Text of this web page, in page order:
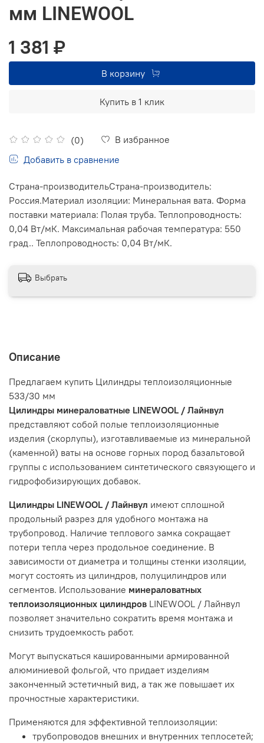
мм LINEWOOL
(0)
В избранное
Добавить в сравнение
1 381 ₽
В корзину
Купить в 1 клик
Страна-производительСтрана-производитель:
Россия.Материал изоляции: Минеральная вата. Форма
поставки материала: Полая труба. Теплопроводность:
0,04 Вт/мК. Максимальная рабочая температура: 550
град.. Теплопроводность: 0,04 Вт/мК.
Выбрать
Описание
Предлагаем купить Цилиндры теплоизоляционные
533/30 мм
Цилиндры минераловатные LINEWOOL / Лайнвул
представляют собой полые теплоизоляционные
изделия (скорлупы), изготавливаемые из минеральной
(каменной) ваты на основе горных пород базальтовой
группы с использованием синтетического связующего и
гидрофобизирующих добавок.
Цилиндры LINEWOOL / Лайнвул имеют сплошной
продольный разрез для удобного монтажа на
трубопровод. Наличие теплового замка сокращает
потери тепла через продольное соединение. В
зависимости от диаметра и толщины стенки изоляции,
могут состоять из цилиндров, полуцилиндров или
сегментов. Использование минераловатных
теплоизоляционных цилиндров LINEWOOL / Лайнвул
позволяет значительно сократить время монтажа и
снизить трудоемкость работ.
Могут выпускаться кашированными армированной
алюминиевой фольгой, что придает изделиям
законченный эстетичный вид, а так же повышает их
прочностные характеристики.
Применяются для эффективной теплоизоляции:
трубопроводов внешних и внутренних теплосетей;